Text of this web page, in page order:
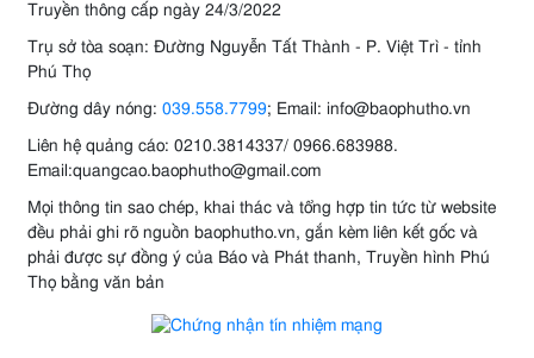
Truyền thông cấp ngày 24/3/2022
Trụ sở tòa soạn: Đường Nguyễn Tất Thành - P. Việt Trì - tỉnh
Phú Thọ
Đường dây nóng: 039.558.7799; Email: info@baophutho.vn
Liên hệ quảng cáo: 0210.3814337/ 0966.683988.
Email:quangcao.baophutho@gmail.com
Mọi thông tin sao chép, khai thác và tổng hợp tin tức từ website
đều phải ghi rõ nguồn baophutho.vn, gắn kèm liên kết gốc và
phải được sự đồng ý của Báo và Phát thanh, Truyền hình Phú
Thọ bằng văn bản